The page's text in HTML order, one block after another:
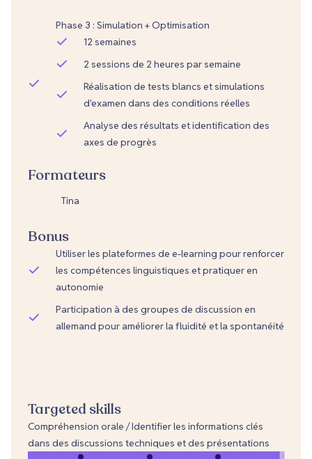
Phase 3 : Simulation + Optimisation
12 semaines
2 sessions de 2 heures par semaine
Réalisation de tests blancs et simulations
d'examen dans des conditions réelles
Analyse des résultats et identification des
axes de progrès
Formateurs
Tina
Bonus
Utiliser les plateformes de e-learning pour renforcer
les compétences linguistiques et pratiquer en
autonomie
Participation à des groupes de discussion en
allemand pour améliorer la fluidité et la spontanéité
Targeted skills
Compréhension orale / Identifier les informations clés
dans des discussions techniques et des présentations